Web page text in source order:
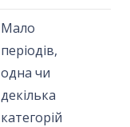
Мало
періодів,
одна чи
декілька
категорій